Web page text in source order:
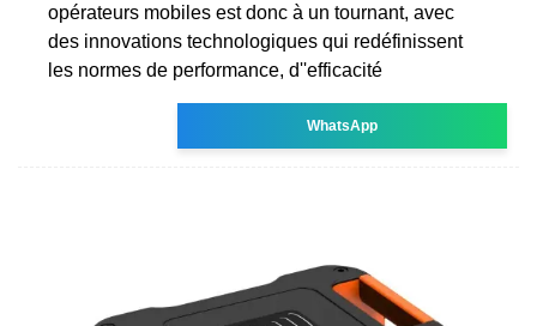
opérateurs mobiles est donc à un tournant, avec
des innovations technologiques qui redéfinissent
les normes de performance, d''efficacité
WhatsApp